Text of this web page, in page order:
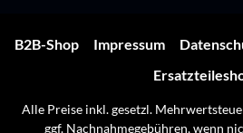
B2B-Shop Impressum
Alle Preise inkl. gesetzl.
ggf. Nachnahmegebühren, wenn